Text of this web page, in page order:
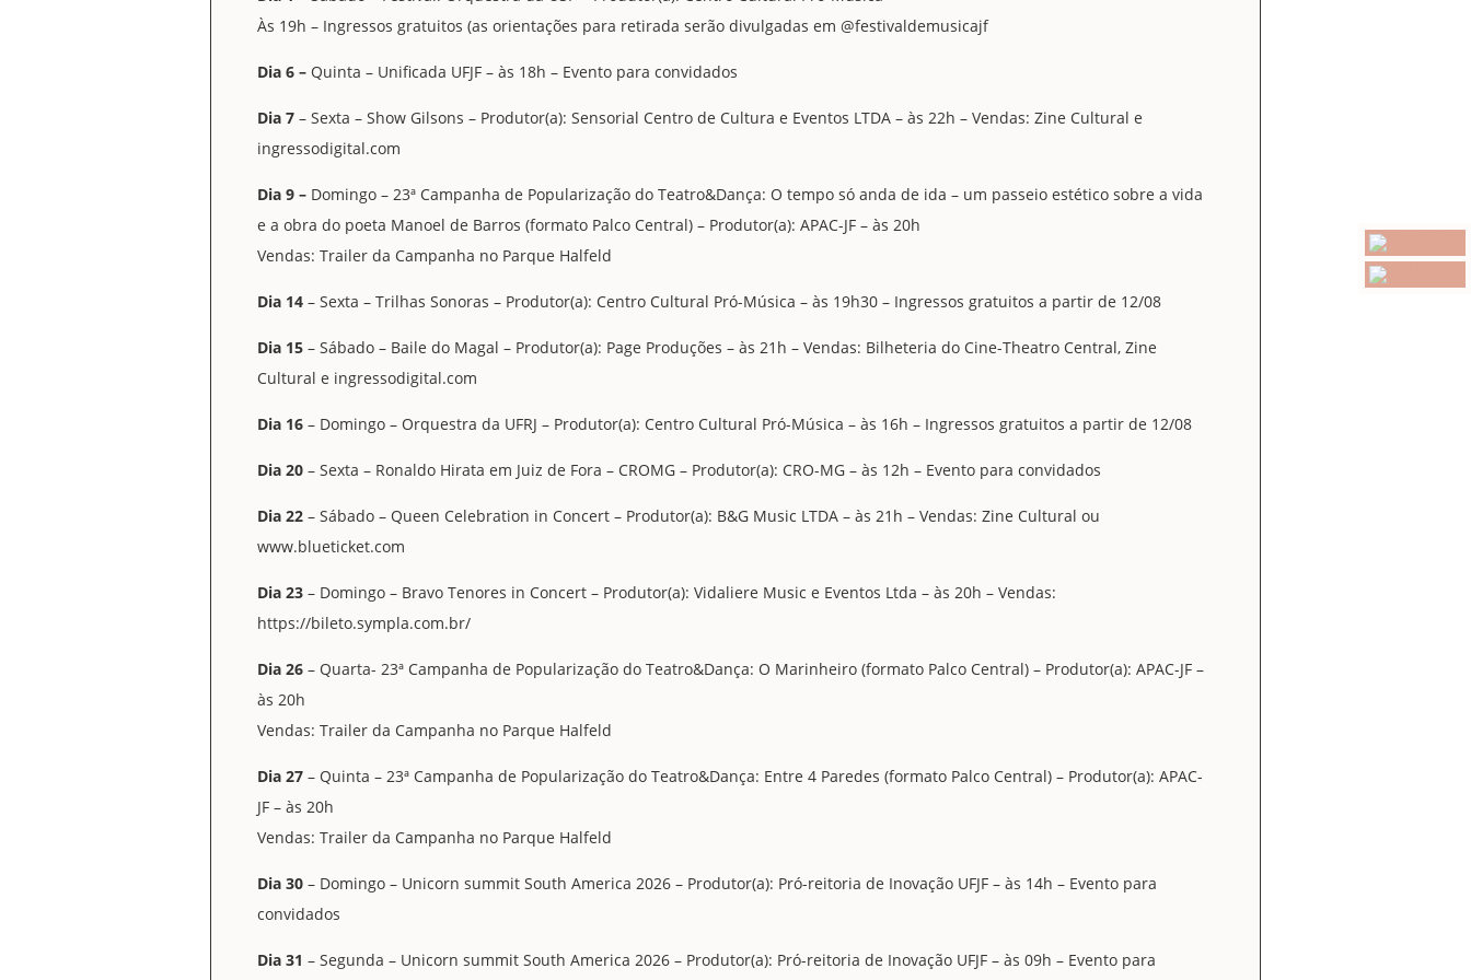
Às 19h – Ingressos gratuitos (as orientações para retirada serão divulgadas em @festivaldemusicajf
Dia 6 – Quinta – Unificada UFJF – às 18h – Evento para convidados
Dia 7 – Sexta – Show Gilsons – Produtor(a): Sensorial Centro de Cultura e Eventos LTDA – às 22h – Vendas: Zine Cultural e
ingressodigital.com
Dia 9 – Domingo – 23ª Campanha de Popularização do Teatro&Dança: O tempo só anda de ida – um passeio estético sobre a vida
e a obra do poeta Manoel de Barros (formato Palco Central) – Produtor(a): APAC-JF – às 20h
Vendas: Trailer da Campanha no Parque Halfeld
Dia 14 – Sexta – Trilhas Sonoras – Produtor(a): Centro Cultural Pró-Música – às 19h30 – Ingressos gratuitos a partir de 12/08
Dia 15 – Sábado – Baile do Magal – Produtor(a): Page Produções – às 21h – Vendas: Bilheteria do Cine-Theatro Central, Zine
Cultural e ingressodigital.com
Dia 16 – Domingo – Orquestra da UFRJ – Produtor(a): Centro Cultural Pró-Música – às 16h – Ingressos gratuitos a partir de 12/08
Dia 20 – Sexta – Ronaldo Hirata em Juiz de Fora – CROMG – Produtor(a): CRO-MG – às 12h – Evento para convidados
Dia 22 – Sábado – Queen Celebration in Concert – Produtor(a): B&G Music LTDA – às 21h – Vendas: Zine Cultural ou
www.blueticket.com
Dia 23 – Domingo – Bravo Tenores in Concert – Produtor(a): Vidaliere Music e Eventos Ltda – às 20h – Vendas:
https://bileto.sympla.com.br/
Dia 26 – Quarta- 23ª Campanha de Popularização do Teatro&Dança: O Marinheiro (formato Palco Central) – Produtor(a): APAC-JF –
às 20h
Vendas: Trailer da Campanha no Parque Halfeld
Dia 27 – Quinta – 23ª Campanha de Popularização do Teatro&Dança: Entre 4 Paredes (formato Palco Central) – Produtor(a): APAC-
JF – às 20h
Vendas: Trailer da Campanha no Parque Halfeld
Dia 30 – Domingo – Unicorn summit South America 2026 – Produtor(a): Pró-reitoria de Inovação UFJF – às 14h – Evento para
convidados
Dia 31 – Segunda – Unicorn summit South America 2026 – Produtor(a): Pró-reitoria de Inovação UFJF – às 09h – Evento para